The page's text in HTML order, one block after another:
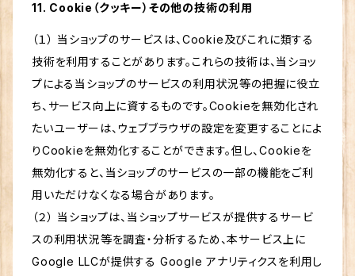
11. Cookie（クッキー）その他の技術の利用
（１） 当ショップのサービスは、Cookie及びこれに類する
技術を利用することがあります。これらの技術は、当ショッ
プによる当ショップのサービスの利用状況等の把握に役立
ち、サービス向上に資するものです。Cookieを無効化され
たいユーザーは、ウェブブラウザの設定を変更することによ
りCookieを無効化することができます。但し、Cookieを
無効化すると、当ショップのサービスの一部の機能をご利
用いただけなくなる場合があります。
（２） 当ショップは、当ショップサービスが提供するサービ
スの利用状況等を調査・分析するため、本サービス上に
Google LLCが提供する Google アナリティクスを利用し